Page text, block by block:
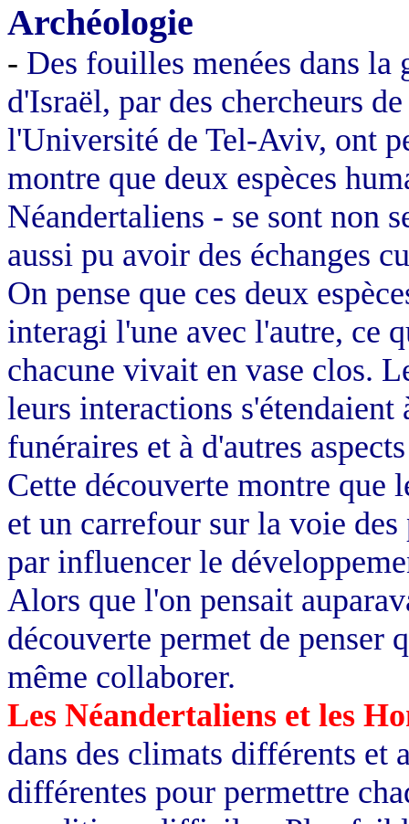
Archéologie
- Des fouilles menées dans la
d'Israël, par des chercheurs
l'Université de Tel-Aviv, ont
montre que deux espèces
Néandertaliens - se sont non
aussi pu avoir des échanges
On pense que ces deux
interagi l'une avec l'autre, ce
chacune vivait en vase clos.
leurs interactions
funéraires et à d'autres
Cette découverte montre que
et un carrefour sur la voie
par influencer le
Alors que l'on pensait
découverte permet de penser
même collaborer.
Les Néandertaliens et les
dans des climats différents et
différentes pour permettre